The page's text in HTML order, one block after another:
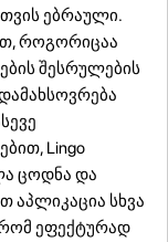
ებრაული.
როგორიცაა
შესრულების
Lingo
ცოდნა და
აპლიკაცია სხვა
ეფექტურად